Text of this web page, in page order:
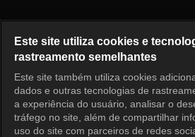
Entrar
Este site utiliza cookies e
rastreamento semelhantes
Este site também utiliza cookies
dados e outras tecnologias de
a experiência do usuário, analisar o
tráfego no site, além de compartilhar
uso do site com parceiros de redes